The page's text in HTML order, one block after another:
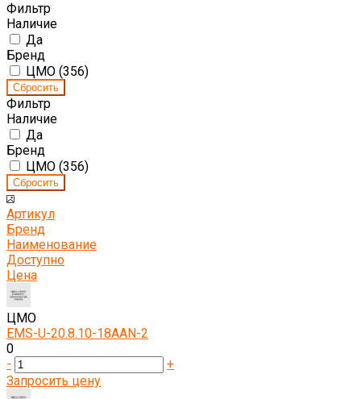
Фильтр
Наличие
Да
Бренд
ЦМО (356)
Фильтр
Наличие
Да
Бренд
ЦМО (356)
Артикул
Бренд
Наименование
Доступно
Цена
ЦМО
EMS-U-20.8.10-18AAN-2
0
-
+
Запросить цену